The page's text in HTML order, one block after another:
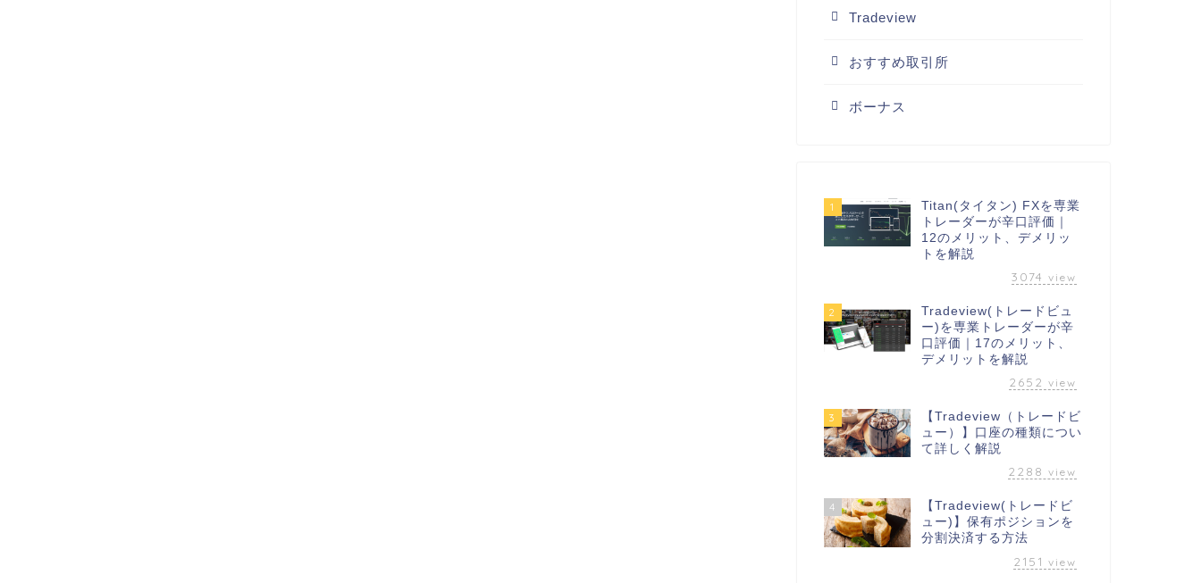
Tradeview
おすすめ取引所
ボーナス
1
Titan(タイタン) FXを専業
トレーダーが辛口評価｜
12のメリット、デメリッ
トを解説
3074 view
2
Tradeview(トレードビュ
ー)を専業トレーダーが辛
口評価｜17のメリット、
デメリットを解説
2652 view
3
【Tradeview（トレードビ
ュー）】口座の種類につい
て詳しく解説
2288 view
4
【Tradeview(トレードビ
ュー)】保有ポジションを
分割決済する方法
2151 view